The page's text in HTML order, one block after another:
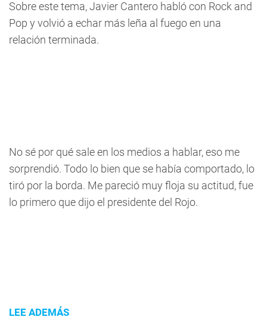
Sobre este tema, Javier Cantero habló con Rock and
Pop y volvió a echar más leña al fuego en una
relación terminada.
No sé por qué sale en los medios a hablar, eso me
sorprendió. Todo lo bien que se había comportado, lo
tiró por la borda. Me pareció muy floja su actitud, fue
lo primero que dijo el presidente del Rojo.
LEE ADEMÁS